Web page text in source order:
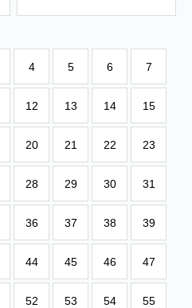
4 5 6 7
12 13 14 15
20 21 22 23
28 29 30 31
36 37 38 39
44 45 46 47
52 53 54 55